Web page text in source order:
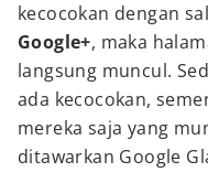
kecocokan dengan
Google+, maka
langsung muncul.
ada kecocokan,
mereka saja yang
ditawarkan Google